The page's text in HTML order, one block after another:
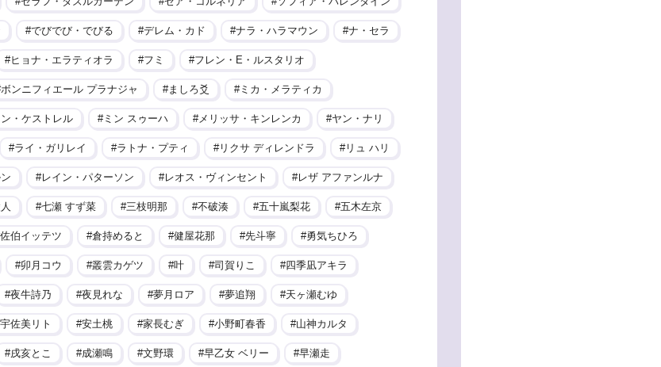
でびでび・でびる デレム・カド ナラ・ハラマウン ナ・セラ
ヒョナ・エラティオラ フミ フレン・E・ルスタリオ
ボンニフィエール プラナジャ ましろ爻 ミカ・メラティカ
・ケストレル ミン スゥーハ メリッサ・キンレンカ ヤン・ナリ
ライ・ガリレイ ラトナ・プティ リクサ ディレンドラ リュ ハリ
レイン・パターソン レオス・ヴィンセント レザ アファンルナ
七瀬 すず菜 三枝明那 不破湊 五十嵐梨花 五木左京
佐伯イッテツ 倉持めると 健屋花那 先斗寧 勇気ちひろ
卯月コウ 叢雲カゲツ 叶 司賀りこ 四季凪アキラ
夜牛詩乃 夜見れな 夢月ロア 夢追翔 天ヶ瀬むゆ
宇佐美リト 安土桃 家長むぎ 小野町春香 山神カルタ
戌亥とこ 成瀬鳴 文野環 早乙女 ベリー 早瀬走